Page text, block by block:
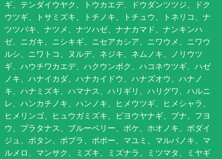
ギ、テンダイウヤク、トウカエデ、ドウダンツツジ、ドク
ウツギ、トサミズキ、トチノキ、トチュウ、トネリコ、ナ
ツツバキ、ナツメ、ナツハゼ、ナナカマド、ナンキンハ
ゼ、ニガキ、ニシキギ、ニセアカシア、ニワウメ、ニワウ
ルシ、ニワトコ、ヌルデ、ネジキ、ネムノキ、ノリウツ
ギ、ハウチワカエデ、ハクウンボク、ハコネウツギ、ハゼ
ノキ、ハナイカダ、ハナカイドウ、ハナズオウ、ハナノ
キ、ハナミズキ、ハマナス、ハリギリ、ハリグワ、ハルニ
レ、ハンカチノキ、ハンノキ、ヒメウツギ、ヒメシャラ、
ヒメリンゴ、ヒュウガミズキ、ビヨウヤナギ、ブナ、フヨ
ウ、プラタナス、ブルーベリー、ボケ、ホオノキ、ボダイ
ジュ、ボタン、ポプラ、ポポー、マユミ、マルバノキ、マ
ルメロ、マンサク、ミズキ、ミズナラ、ミツマタ、ミヤギ